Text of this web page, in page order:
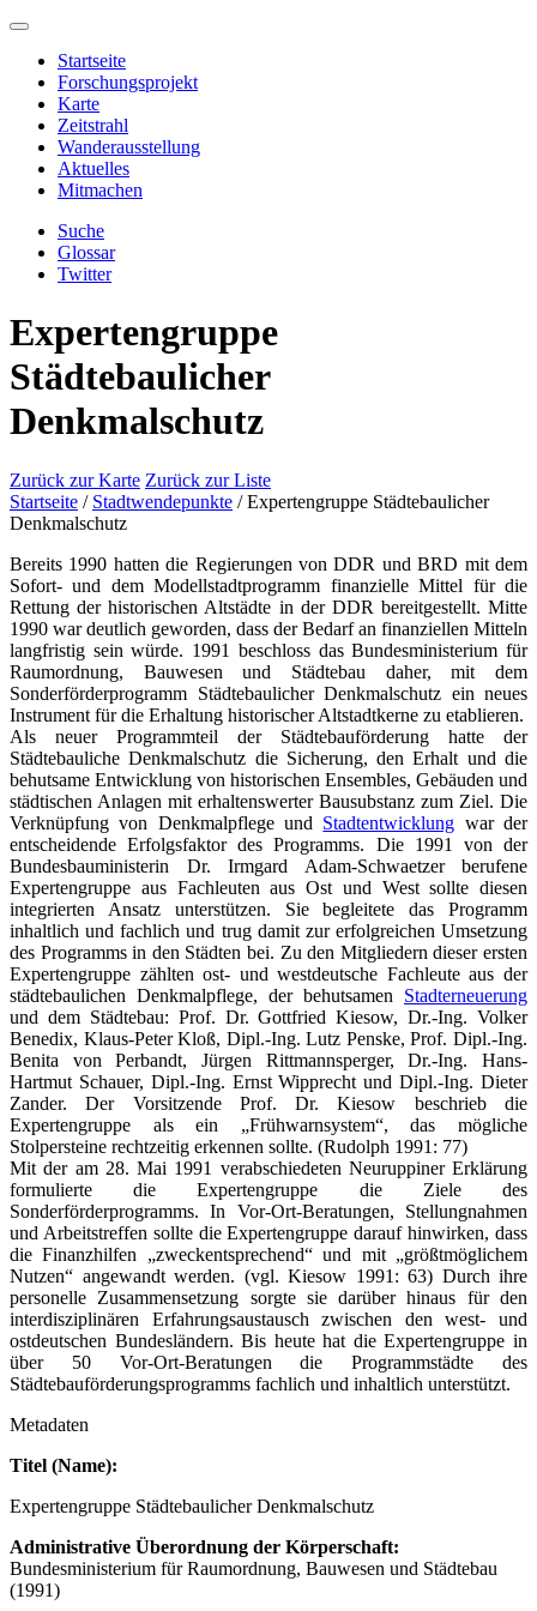
Startseite
Forschungsprojekt
Karte
Zeitstrahl
Wanderausstellung
Aktuelles
Mitmachen
Suche
Glossar
Twitter
Expertengruppe
Städtebaulicher
Denkmalschutz
Zurück zur Karte Zurück zur Liste
Startseite / Stadtwendepunkte /Expertengruppe Städtebaulicher
Denkmalschutz
Bereits 1990 hatten die Regierungen von DDR und BRD mit dem
Sofort- und dem Modellstadtprogramm finanzielle Mittel für die
Rettung der historischen Altstädte in der DDR bereitgestellt. Mitte
1990 war deutlich geworden, dass der Bedarf an finanziellen Mitteln
langfristig sein würde. 1991 beschloss das Bundesministerium für
Raumordnung, Bauwesen und Städtebau daher, mit dem
Sonderförderprogramm Städtebaulicher Denkmalschutz ein neues
Instrument für die Erhaltung historischer Altstadtkerne zu etablieren.
Als neuer Programmteil der Städtebauförderung hatte der
Städtebauliche Denkmalschutz die Sicherung, den Erhalt und die
behutsame Entwicklung von historischen Ensembles, Gebäuden und
städtischen Anlagen mit erhaltenswerter Bausubstanz zum Ziel. Die
Verknüpfung von Denkmalpflege und Stadtentwicklung war der
entscheidende Erfolgsfaktor des Programms. Die 1991 von der
Bundesbauministerin Dr. Irmgard Adam-Schwaetzer berufene
Expertengruppe aus Fachleuten aus Ost und West sollte diesen
integrierten Ansatz unterstützen. Sie begleitete das Programm
inhaltlich und fachlich und trug damit zur erfolgreichen Umsetzung
des Programms in den Städten bei. Zu den Mitgliedern dieser ersten
Expertengruppe zählten ost- und westdeutsche Fachleute aus der
städtebaulichen Denkmalpflege, der behutsamen Stadterneuerung
und dem Städtebau: Prof. Dr. Gottfried Kiesow, Dr.-Ing. Volker
Benedix, Klaus-Peter Kloß, Dipl.-Ing. Lutz Penske, Prof. Dipl.-Ing.
Benita von Perbandt, Jürgen Rittmannsperger, Dr.-Ing. Hans-
Hartmut Schauer, Dipl.-Ing. Ernst Wipprecht und Dipl.-Ing. Dieter
Zander. Der Vorsitzende Prof. Dr. Kiesow beschrieb die
Expertengruppe als ein „Frühwarnsystem“, das mögliche
Stolpersteine rechtzeitig erkennen sollte. (Rudolph 1991: 77)
Mit der am 28. Mai 1991 verabschiedeten Neuruppiner Erklärung
formulierte die Expertengruppe die Ziele des
Sonderförderprogramms. In Vor-Ort-Beratungen, Stellungnahmen
und Arbeitstreffen sollte die Expertengruppe darauf hinwirken, dass
die Finanzhilfen „zweckentsprechend“ und mit „größtmöglichem
Nutzen“ angewandt werden. (vgl. Kiesow 1991: 63) Durch ihre
personelle Zusammensetzung sorgte sie darüber hinaus für den
interdisziplinären Erfahrungsaustausch zwischen den west- und
ostdeutschen Bundesländern. Bis heute hat die Expertengruppe in
über 50 Vor-Ort-Beratungen die Programmstädte des
Städtebauförderungsprogramms fachlich und inhaltlich unterstützt.
Metadaten
Titel (Name):
Expertengruppe Städtebaulicher Denkmalschutz
Administrative Überordnung der Körperschaft:
Bundesministerium für Raumordnung, Bauwesen und Städtebau
(1991)